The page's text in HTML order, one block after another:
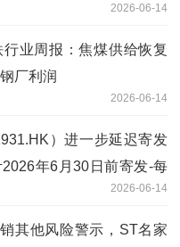
2026-06-14
业周报：焦煤供给恢复
厂利润
2026-06-14
）进一步延迟寄发
年6月30日前寄发-每
2026-06-14
其他风险警示，ST名家